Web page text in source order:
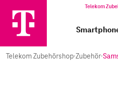
Telekom
Telekom Zubehörshop·Zubehör·